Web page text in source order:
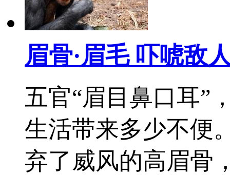
眉骨·眉毛 吓唬敌
五官“眉目鼻口耳”
生活带来多少不便
弃了威风的高眉骨